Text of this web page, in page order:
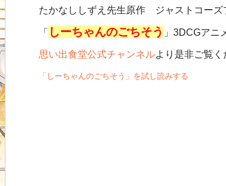
たかなししずえ先生原作 ジャストコーズ
「 しーちゃんのごちそう 」3DCGアニ
思い出食堂公式チャンネルより是非ご覧く
「しーちゃんのごちそう」を試し読みする